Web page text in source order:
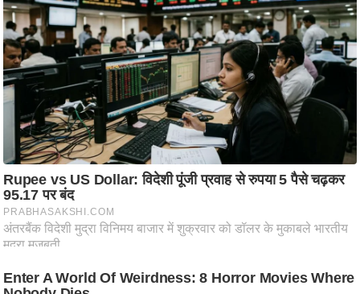
क्नॉ
लॉ
जी
ब्यू
टी
/
फै
श
न
घ
रे
नु